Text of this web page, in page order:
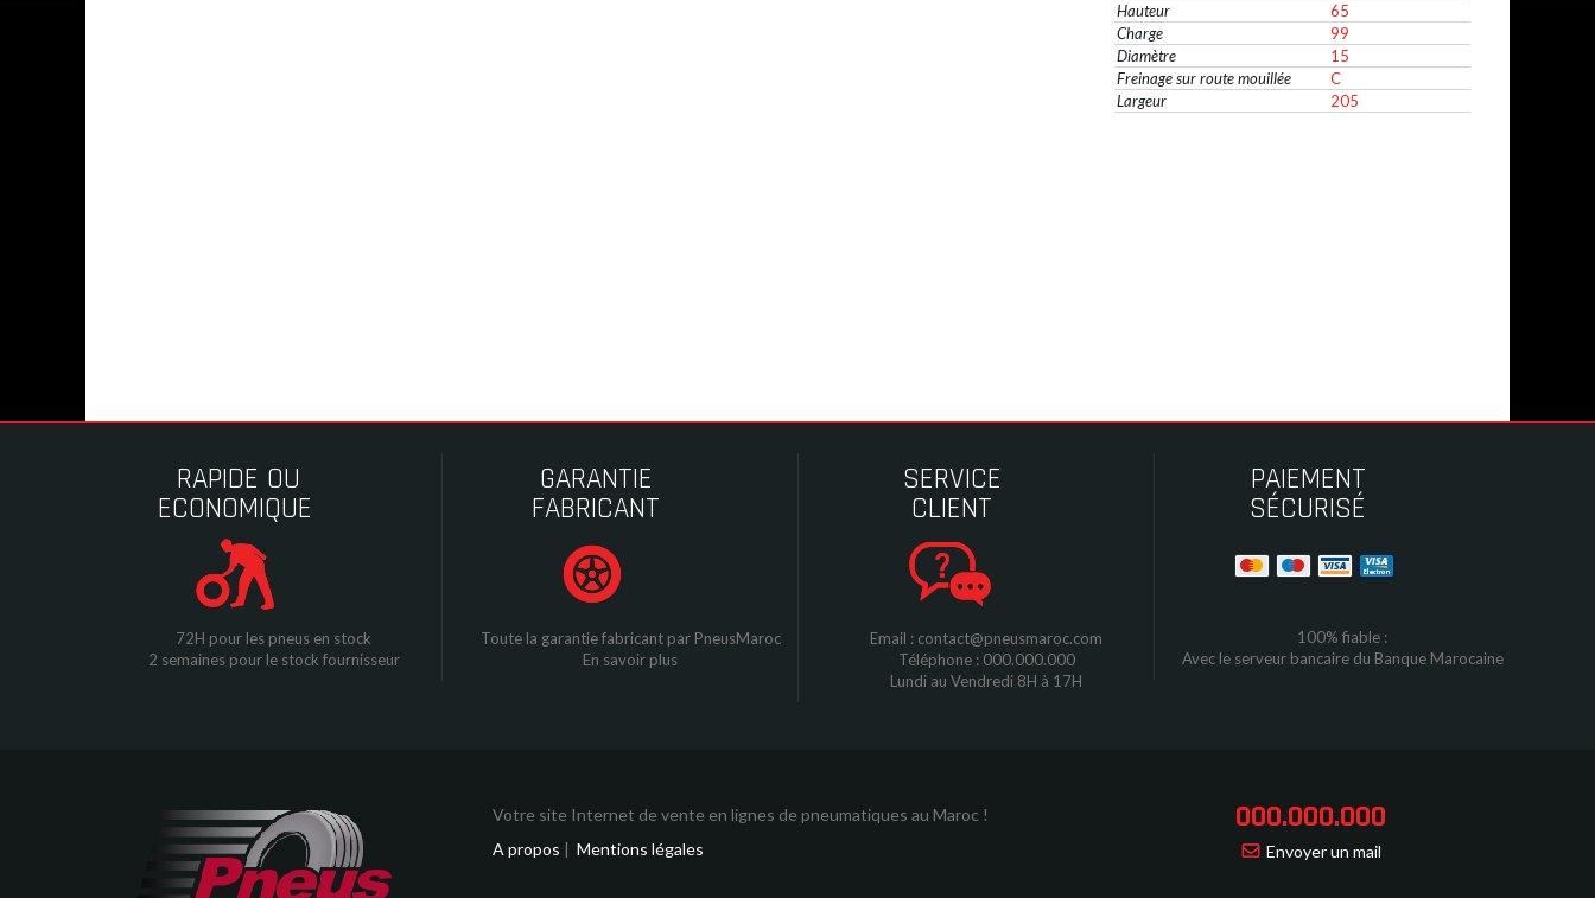
Hauteur
65
Charge
99
Diamètre
15
Freinage sur route mouillée
C
Largeur
205
RAPIDE OU
ECONOMIQUE
72H pour les pneus en stock
2 semaines pour le stock fournisseur
GARANTIE
FABRICANT
Toute la garantie fabricant par PneusMaroc
En savoir plus
SERVICE
CLIENT
Email : contact@pneusmaroc.com
Téléphone : 000.000.000
Lundi au Vendredi 8H à 17H
PAIEMENT
SÉCURISÉ
100% fiable :
Avec le serveur bancaire du Banque Marocaine
Votre site Internet de vente en lignes de pneumatiques au Maroc !
A propos | Mentions légales
000.000.000
Envoyer un mail